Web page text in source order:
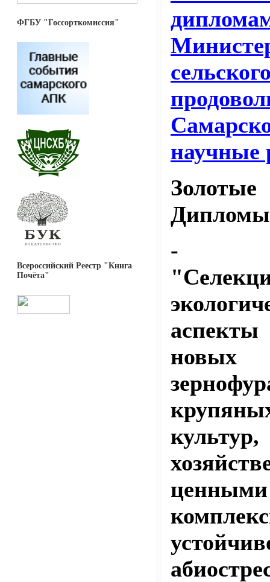
ФГБУ "Госсорткомиссия"
Всероссийский Реестр "Книга
Почёта"
научные
-